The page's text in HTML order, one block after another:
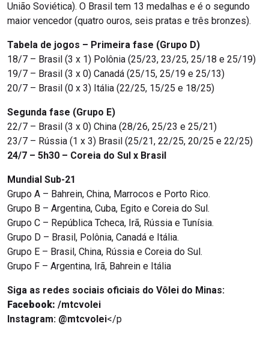
União Soviética). O Brasil tem 13 medalhas e é o segundo
maior vencedor (quatro ouros, seis pratas e três bronzes).
Tabela de jogos – Primeira fase (Grupo D)
18/7 – Brasil (3 x 1) Polônia (25/23, 23/25, 25/18 e 25/19)
19/7 – Brasil (3 x 0) Canadá (25/15, 25/19 e 25/13)
20/7 – Brasil (0 x 3) Itália (22/25, 15/25 e 18/25)
Segunda fase (Grupo E)
22/7 – Brasil (3 x 0) China (28/26, 25/23 e 25/21)
23/7 – Rússia (1 x 3) Brasil (25/21, 22/25, 20/25 e 22/25)
24/7 – 5h30 – Coreia do Sul x Brasil
Mundial Sub-21
Grupo A – Bahrein, China, Marrocos e Porto Rico.
Grupo B – Argentina, Cuba, Egito e Coreia do Sul.
Grupo C – República Tcheca, Irã, Rússia e Tunísia.
Grupo D – Brasil, Polônia, Canadá e Itália.
Grupo E – Brasil, China, Rússia e Coreia do Sul.
Grupo F – Argentina, Irã, Bahrein e Itália
Siga as redes sociais oficiais do Vôlei do Minas:
Facebook: /mtcvolei
Instagram: @mtcvolei</p